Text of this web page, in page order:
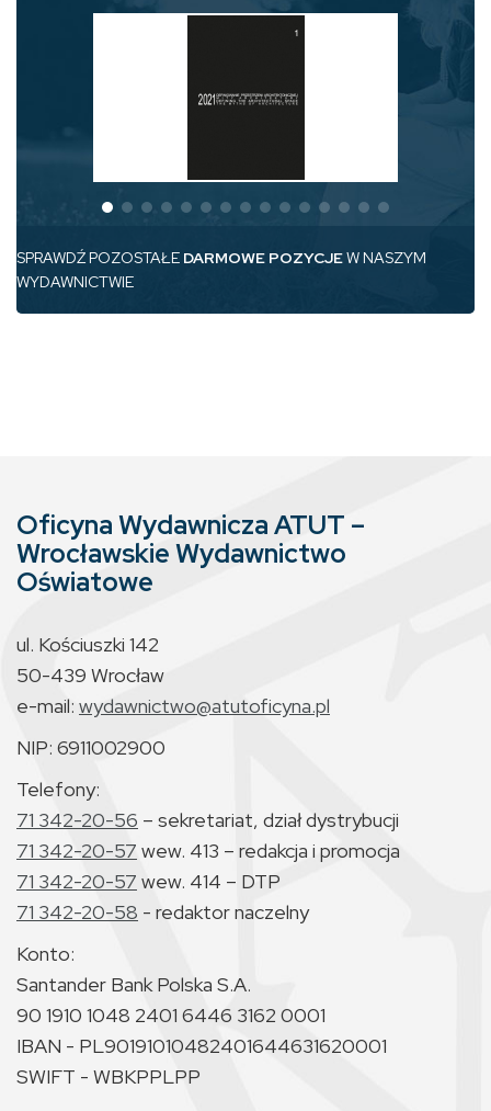
SPRAWDŹ POZOSTAŁE DARMOWE POZYCJEW NASZYM
WYDAWNICTWIE
Oficyna Wydawnicza ATUT –
Wrocławskie Wydawnictwo
Oświatowe
ul. Kościuszki 142
50-439 Wrocław
e-mail: wydawnictwo@atutoficyna.pl
NIP: 6911002900
Telefony:
71 342-20-56 – sekretariat, dział dystrybucji
71 342-20-57 wew. 413 – redakcja i promocja
71 342-20-57 wew. 414 – DTP
71 342-20-58 - redaktor naczelny
Konto:
Santander Bank Polska S.A.
90 1910 1048 2401 6446 3162 0001
IBAN - PL90191010482401644631620001
SWIFT - WBKPPLPP